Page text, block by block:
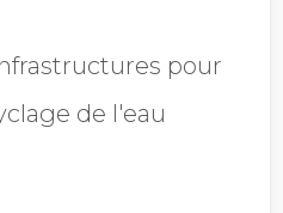
pour
de l'eau